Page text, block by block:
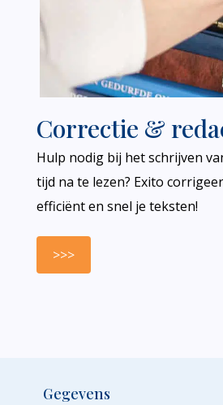
Correctie &
Hulp nodig bij het schrijven
tijd na te lezen? Exito
efficiënt en snel je teksten!
>>>
Gegevens